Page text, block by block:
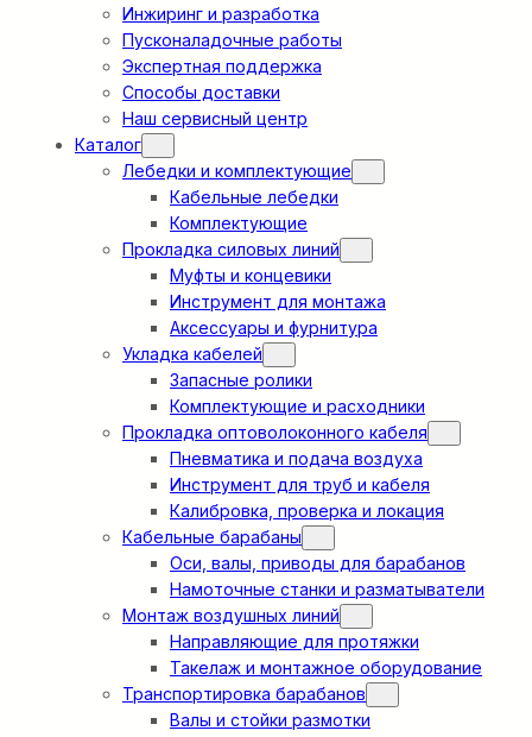
Инжиринг и разработка
Пусконаладочные работы
Экспертная поддержка
Способы доставки
Наш сервисный центр
Каталог
Лебедки и комплектующие
Кабельные лебедки
Комплектующие
Прокладка силовых линий
Муфты и концевики
Инструмент для монтажа
Аксессуары и фурнитура
Укладка кабелей
Запасные ролики
Комплектующие и расходники
Прокладка оптоволоконного кабеля
Пневматика и подача воздуха
Инструмент для труб и кабеля
Калибровка, проверка и локация
Кабельные барабаны
Оси, валы, приводы для барабанов
Намоточные станки и разматыватели
Монтаж воздушных линий
Направляющие для протяжки
Такелаж и монтажное оборудование
Транспортировка барабанов
Валы и стойки размотки